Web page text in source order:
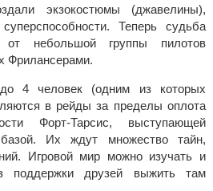
экзокостюмы (джавелины),
Теперь судьба
от небольшой группы пилотов
Фрилансерами.
4 человек (одним из которых
в рейды за пределы оплота
Форт-Тарсис, выступающей
базой. Их ждут множество тайн,
Игровой мир можно изучать и
поддержки друзей выжить там